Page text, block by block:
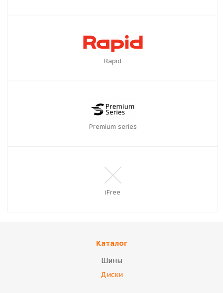
Rapid
Premium series
iFree
Каталог
Шины
Диски